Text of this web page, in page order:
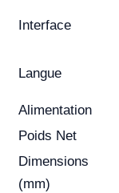
Interface
Langue
Alimentation
Poids Net
Dimensions
(mm)